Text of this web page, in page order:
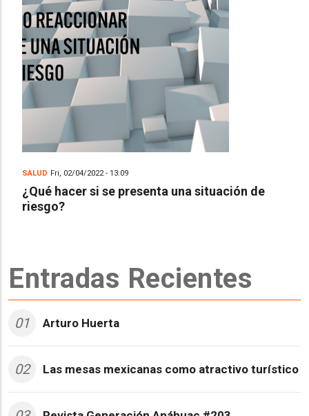
SALUD Fri, 02/04/2022 - 13:09
¿Qué hacer si se presenta una situación de
riesgo?
Entradas Recientes
01 Arturo Huerta
02 Las mesas mexicanas como atractivo turístico